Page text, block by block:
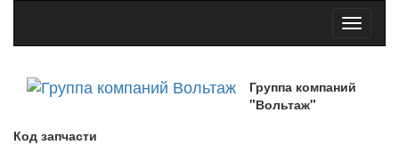
Toggle
Группа компаний
"Вольтаж"
Код запчасти